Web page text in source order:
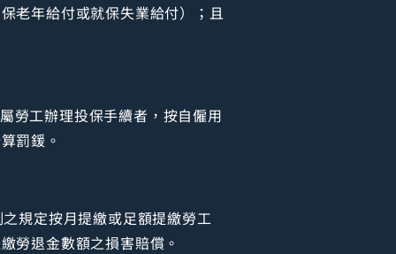
老年給付或就保失業給付）；且
勞工辦理投保手續者，按自僱用
罰鍰。
規定按月提繳或足額提繳勞工
勞退金數額之損害賠償。